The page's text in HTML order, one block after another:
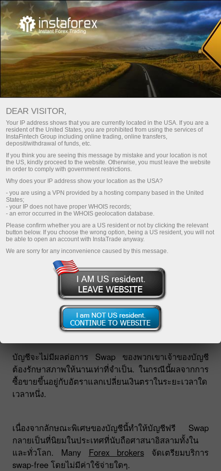
บัญชีฟรี SWAP หรือบัญชีของอิสลาม
เปิดบัญชีเทรด
เปิดบัญชีเดโม
บัญชีฟรี Swap เป็นบัญชีของอิสลามเนื่องจากใช้หลัก
ศาสนาอิสลาม. ตามบทบัญญัติของท่านนบีมูฮัมหมัด
(ศ.ล.), การทำธุรกรรมทางธุรกิจใดๆ, หนึ่งกิจการต้อง
จ่ายเงินหรือได้รับผลประโยชน์จากกิจการอื่นเป็นข้อห้าม.
บัญชีของอิสลามหรือบัญชีฟรี Swap อนุญาตให้ซื้อขาย
สกุลเงินคู่ใด ๆ และหากจะดำเนินการเกินเที่ยงคืน, ผู้ค้า
จะทำไม่ได้และไม่มีอะไรเลยที่ถอนออกจากบัญชีผู้ค้า,
โดยไม่คำนึงถึงปริมาณของสถานะที่เปิดบัญชี. บัญชีของ
อิสลามทำขึ้นเป็นพิเศษเพื่อชาวมุสลิม, เนื่องจากเงินสิน
เชื่อและผลประโยชน์ขัดต่อศาสนาของพวกเขา.
บัญชีจะไม่มีผลต่อการ Swap ของพวกเขาเจ้าของบัญชี
ต้องรักษาสภาพให้นานเท่าที่จำเป็น. ในกรณีนี้ผลจากการ
ซื้อขายขึ้นอยู่กับอัตราแลกเปลี่ยนเงินตราในระยะเวลาใด
เวลาหนึ่ง.
เนื่องจากลักษณะพิเศษของบัญชีนี้ทำให้บัญชีฟรี Swap
กลายเป็นที่นิยมในประเทศที่นับถือศาสนาอิสลามทั้งใน
และทั่วโลก. Many Forex brokersจัดเตรียมบริการ
swap-free โดยไม่มีค่าใช้จ่ายใดๆ.
DEAR VISITOR,
Your IP address shows that you are currently located in the USA. If you are a
resident of the United States, you are prohibited from using the services of
InstaFintech Group including online trading, online transfers,
deposit/withdrawal of funds, etc.
If you think you are seeing this message by mistake and your location is not
the US, kindly proceed to the website. Otherwise, you must leave the website
in order to comply with government restrictions.
Why does your IP address show your location as the USA?
- you are using a VPN provided by a hosting company based in the United
States;
- your IP does not have proper WHOIS records;
- an error occurred in the WHOIS geolocation database.
Please confirm whether you are a US resident or not by clicking the relevant
button below. If you choose the wrong option, being a US resident, you will not
be able to open an account with InstaTrade anyway.
We are sorry for any inconvenience caused by this message.